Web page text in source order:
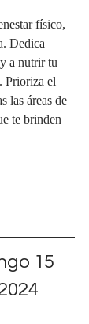
físico,
Dedica
a nutrir tu
Prioriza el
las áreas de
te brinden
15